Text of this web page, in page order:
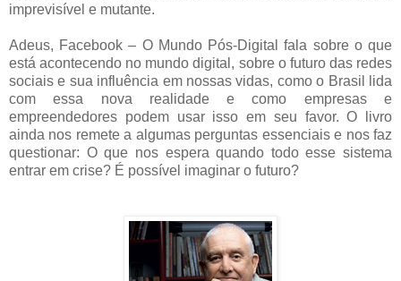
imprevisível e mutante.
Adeus, Facebook – O Mundo Pós-Digital fala sobre o que
está acontecendo no mundo digital, sobre o futuro das redes
sociais e sua influência em nossas vidas, como o Brasil lida
com essa nova realidade e como empresas e
empreendedores podem usar isso em seu favor. O livro
ainda nos remete a algumas perguntas essenciais e nos faz
questionar: O que nos espera quando todo esse sistema
entrar em crise? É possível imaginar o futuro?